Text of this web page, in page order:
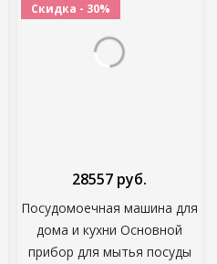
Скидка - 30%
Посудомоечная машина для
дома и кухни Основной
прибор для мытья посуды
28557 руб.